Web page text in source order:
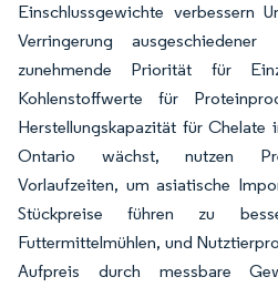
Einschlussgewichte verbessern
Verringerung ausgeschiedener
zunehmende Priorität für
Kohlenstoffwerte für
Herstellungskapazität für
Ontario wächst, nutzen
Vorlaufzeiten, um asiatische
Stückpreise führen zu
Futtermittelmühlen, und
Aufpreis durch messbare